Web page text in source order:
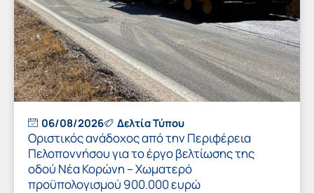
06/08/2026 Δελτία Τύπου
Οριστικός ανάδοχος από την Περιφέρεια
Πελοποννήσου για το έργο βελτίωσης της
οδού Νέα Κορώνη – Χωματερό
προϋπολογισμού 900.000 ευρώ